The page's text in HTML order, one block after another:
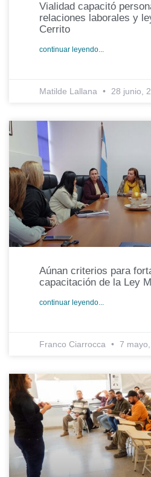
Vialidad capacitó
relaciones laborales y
Cerrito
continuar leyendo...
Matilde Lallana 28 junio,
Aúnan criterios para
capacitación de la Ley
continuar leyendo...
Franco Ciarrocca 7